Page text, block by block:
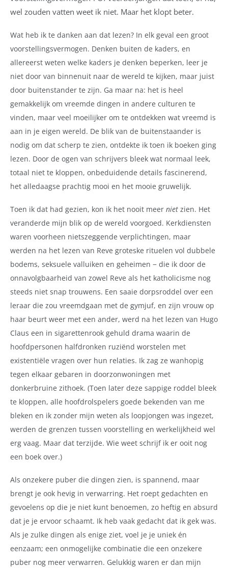
wel zouden vatten weet ik niet. Maar het klopt beter.
Wat heb ik te danken aan dat lezen? In elk geval een groot
voorstellingsvermogen. Denken buiten de kaders, en
allereerst weten welke kaders je denken beperken, leer je
niet door van binnenuit naar de wereld te kijken, maar juist
door buitenstander te zijn. Ga maar na: het is heel
gemakkelijk om vreemde dingen in andere culturen te
vinden, maar veel moeilijker om te ontdekken wat vreemd is
aan in je eigen wereld. De blik van de buitenstaander is
nodig om dat scherp te zien, ontdekte ik toen ik boeken ging
lezen. Door de ogen van schrijvers bleek wat normaal leek,
totaal niet te kloppen, onbeduidende details fascinerend,
het alledaagse prachtig mooi en het mooie gruwelijk.
Toen ik dat had gezien, kon ik het nooit meer niet zien. Het
veranderde mijn blik op de wereld voorgoed. Kerkdiensten
waren voorheen nietszeggende verplichtingen, maar
werden na het lezen van Reve groteske rituelen vol dubbele
bodems, seksuele valluiken en geheimen − die ik door de
onnavolgbaarheid van zowel Reve als het katholicisme nog
steeds niet snap trouwens. Een saaie dorpsroddel over een
leraar die zou vreemdgaan met de gymjuf, en zijn vrouw op
haar beurt weer met een ander, werd na het lezen van Hugo
Claus een in sigarettenrook gehuld drama waarin de
hoofdpersonen halfdronken ruziënd worstelen met
existentiële vragen over hun relaties. Ik zag ze wanhopig
tegen elkaar gebaren in doorzonwoningen met
donkerbruine zithoek. (Toen later deze sappige roddel bleek
te kloppen, alle hoofdrolspelers goede bekenden van me
bleken en ik zonder mijn weten als loopjongen was ingezet,
werden de grenzen tussen voorstelling en werkelijkheid wel
erg vaag. Maar dat terzijde. Wie weet schrijf ik er ooit nog
een boek over.)
Als onzekere puber die dingen zien, is spannend, maar
brengt je ook hevig in verwarring. Het roept gedachten en
gevoelens op die je niet kunt benoemen, zo heftig en absurd
dat je je ervoor schaamt. Ik heb vaak gedacht dat ik gek was.
Als je zulke dingen als enige ziet, voel je je uniek én
eenzaam; een onmogelijke combinatie die een onzekere
puber nog meer verwarren. Gelukkig waren er dan mijn